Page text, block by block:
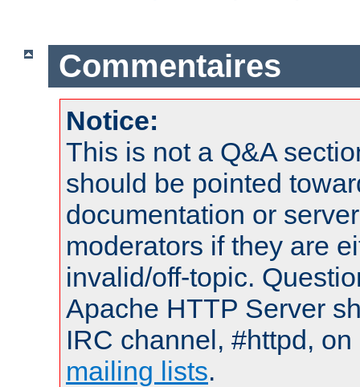
Commentaires
Notice:
This is not a Q&A
should be pointed
documentation or
moderators if they are
invalid/off-topic.
Apache HTTP Server
IRC channel, #httpd,
mailing lists.